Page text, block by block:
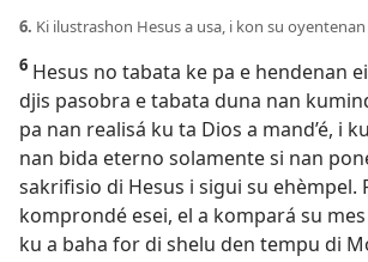
6. Ki ilustrashon Hesus a usa, i kon su
6 Hesus no tabata ke pa e hendenan
djis pasobra e tabata duna nan
pa nan realisá ku ta Dios a mand’é, i
nan bida eterno solamente si nan
sakrifisio di Hesus i sigui su ehèmpel.
komprondé esei, el a kompará su
ku a baha for di shelu den tempu di